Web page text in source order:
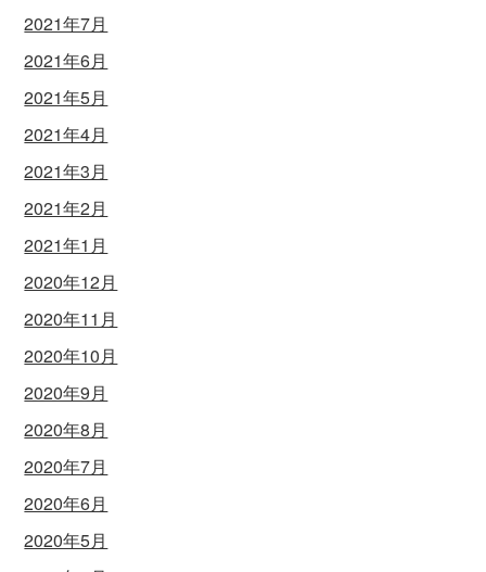
2021年7月
2021年6月
2021年5月
2021年4月
2021年3月
2021年2月
2021年1月
2020年12月
2020年11月
2020年10月
2020年9月
2020年8月
2020年7月
2020年6月
2020年5月